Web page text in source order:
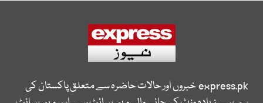
express.pkخبروں اور حالات حاضرہ سے متعلق پاکستان کی